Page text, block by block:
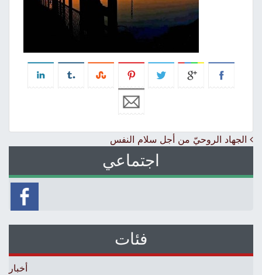
Post navigation
الجهاد الروحيّ من أجل سلام النفس
اجتماعي
فئات
أخبار